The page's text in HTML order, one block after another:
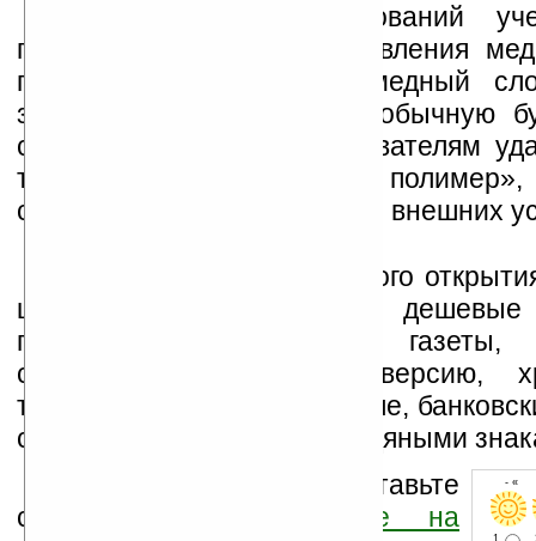
В результате исследований
понизить температуру плавления
позволяющего наносить медный
защитным полимером на обычную
словами финским исследователям
так называемый «умный
свои свойства под влиянием внешних
Область применения этого
широка. Это могут быть дешевые
панели, электронные газеты,
содержащие цифровую версию,
тончайшем флэш-накопителе,
с защитными «умными» водяными
- «
Оцените новость и оставьте
свой комментарий
ниже на